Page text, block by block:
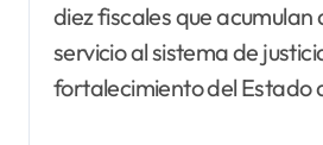
diez fiscales que acumulan
servicio al sistema de
fortalecimiento del Estado